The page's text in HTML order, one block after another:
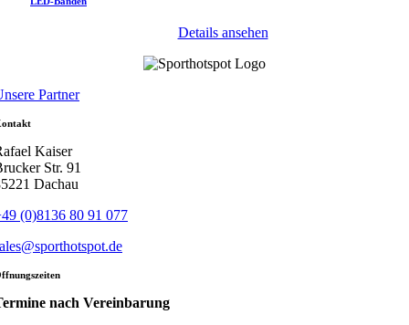
Details ansehen
Partner
Kaiser
Str. 91
Dachau
(0)8136 80 91 077
nach Vereinbarung